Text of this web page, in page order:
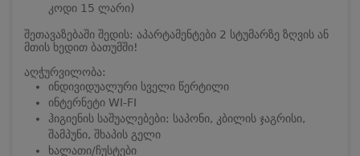
კოდი 15 ლარი)
შეთავაზებაში შედის: აპარტამენტები 2 სტუმარზე ზღვის ან
მთის ხედით ბათუმში!
აღჭურვილობა:
ინდივიდუალური სველი წერტილი
ინტერნეტი WI-FI
ჰიგიენის საშუალებები: საპონი, კბილის ჯაგრისი,
შამპუნი, შხაპის გელი
ხალათი/ჩუსტები